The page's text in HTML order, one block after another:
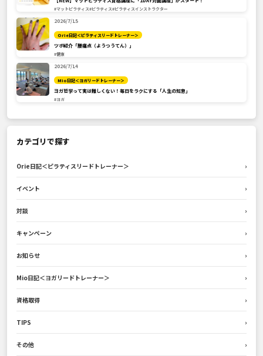
#マットピラティス#ピラティス#ピラティスインストラクター
2026/7/15
Orie日記＜ピラティスリードトレーナー＞
ツボ紹介「腰痛点（ようつうてん）」
#健康
2026/7/14
Mio日記＜ヨガリードトレーナー＞
ヨガ哲学って実は難しくない！毎日をラクにする「人生の知恵」
#ヨガ
カテゴリで探す
Orie日記＜ピラティスリードトレーナー＞ ›
イベント ›
対談 ›
キャンペーン ›
お知らせ ›
Mio日記＜ヨガリードトレーナー＞ ›
資格取得 ›
TIPS ›
その他 ›